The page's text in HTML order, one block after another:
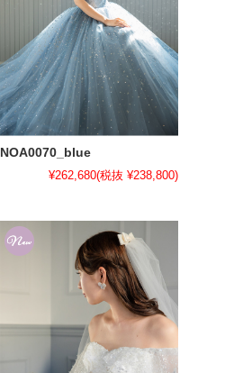
NOA0070_blue
¥262,680(税抜 ¥238,800)